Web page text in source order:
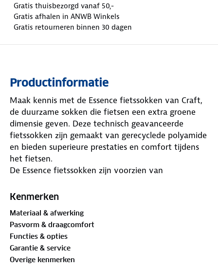
Gratis thuisbezorgd vanaf 50,-
Gratis afhalen in ANWB Winkels
Gratis retourneren binnen 30 dagen
Productinformatie
Maak kennis met de Essence fietssokken van Craft,
de duurzame sokken die fietsen een extra groene
dimensie geven. Deze technisch geavanceerde
fietssokken zijn gemaakt van gerecyclede polyamide
en bieden superieure prestaties en comfort tijdens
het fietsen.
De Essence fietssokken zijn voorzien van
elastische boord, ventilerende mesh panelen en een
pasvorm en maximale ventilatie tijdens het fietsen.
Het tijdloze en duurzame design zorgt ervoor dat
deze sokken lang meegaan en een waardevolle
aanvulling zijn op jouw fietsuitrusting.
De Essence fietssokken zijn gemaakt van een mix
Kenmerken
Materiaal & afwerking
Pasvorm & draagcomfort
Functies & opties
Garantie & service
Overige kenmerken